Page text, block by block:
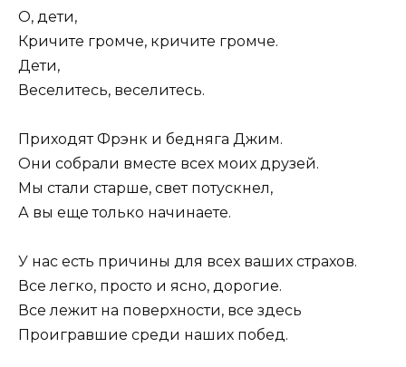
О, дети,
Кричите громче, кричите громче.
Дети,
Веселитесь, веселитесь.
Приходят Фрэнк и бедняга Джим.
Они собрали вместе всех моих друзей.
Мы стали старше, свет потускнел,
А вы еще только начинаете.
У нас есть причины для всех ваших страхов.
Все легко, просто и ясно, дорогие.
Все лежит на поверхности, все здесь
Проигравшие среди наших побед.